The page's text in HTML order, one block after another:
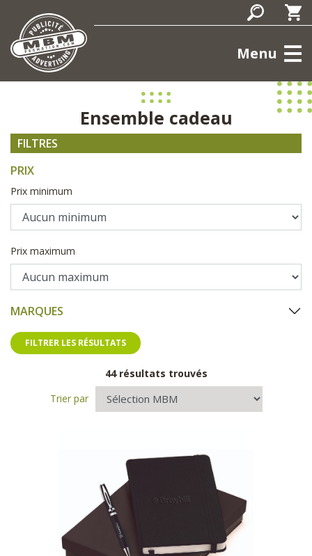
Menu
Ensemble cadeau
FILTRES
PRIX
Prix minimum
Prix maximum
MARQUES
FILTRER LES RÉSULTATS
44 résultats trouvés
Trier par